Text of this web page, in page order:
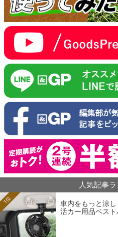
人気記事
車内をもっと涼
活カー用品ベスト
1位